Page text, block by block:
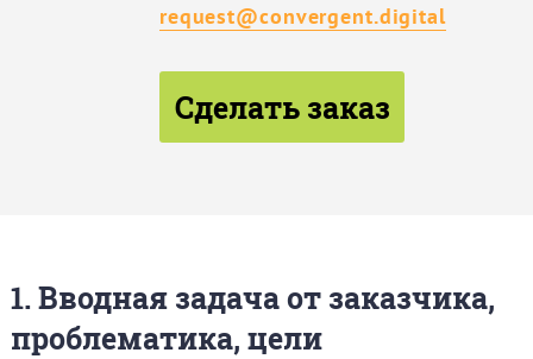
request@convergent.digital
Сделать заказ
1. Вводная задача от заказчика,
проблематика, цели